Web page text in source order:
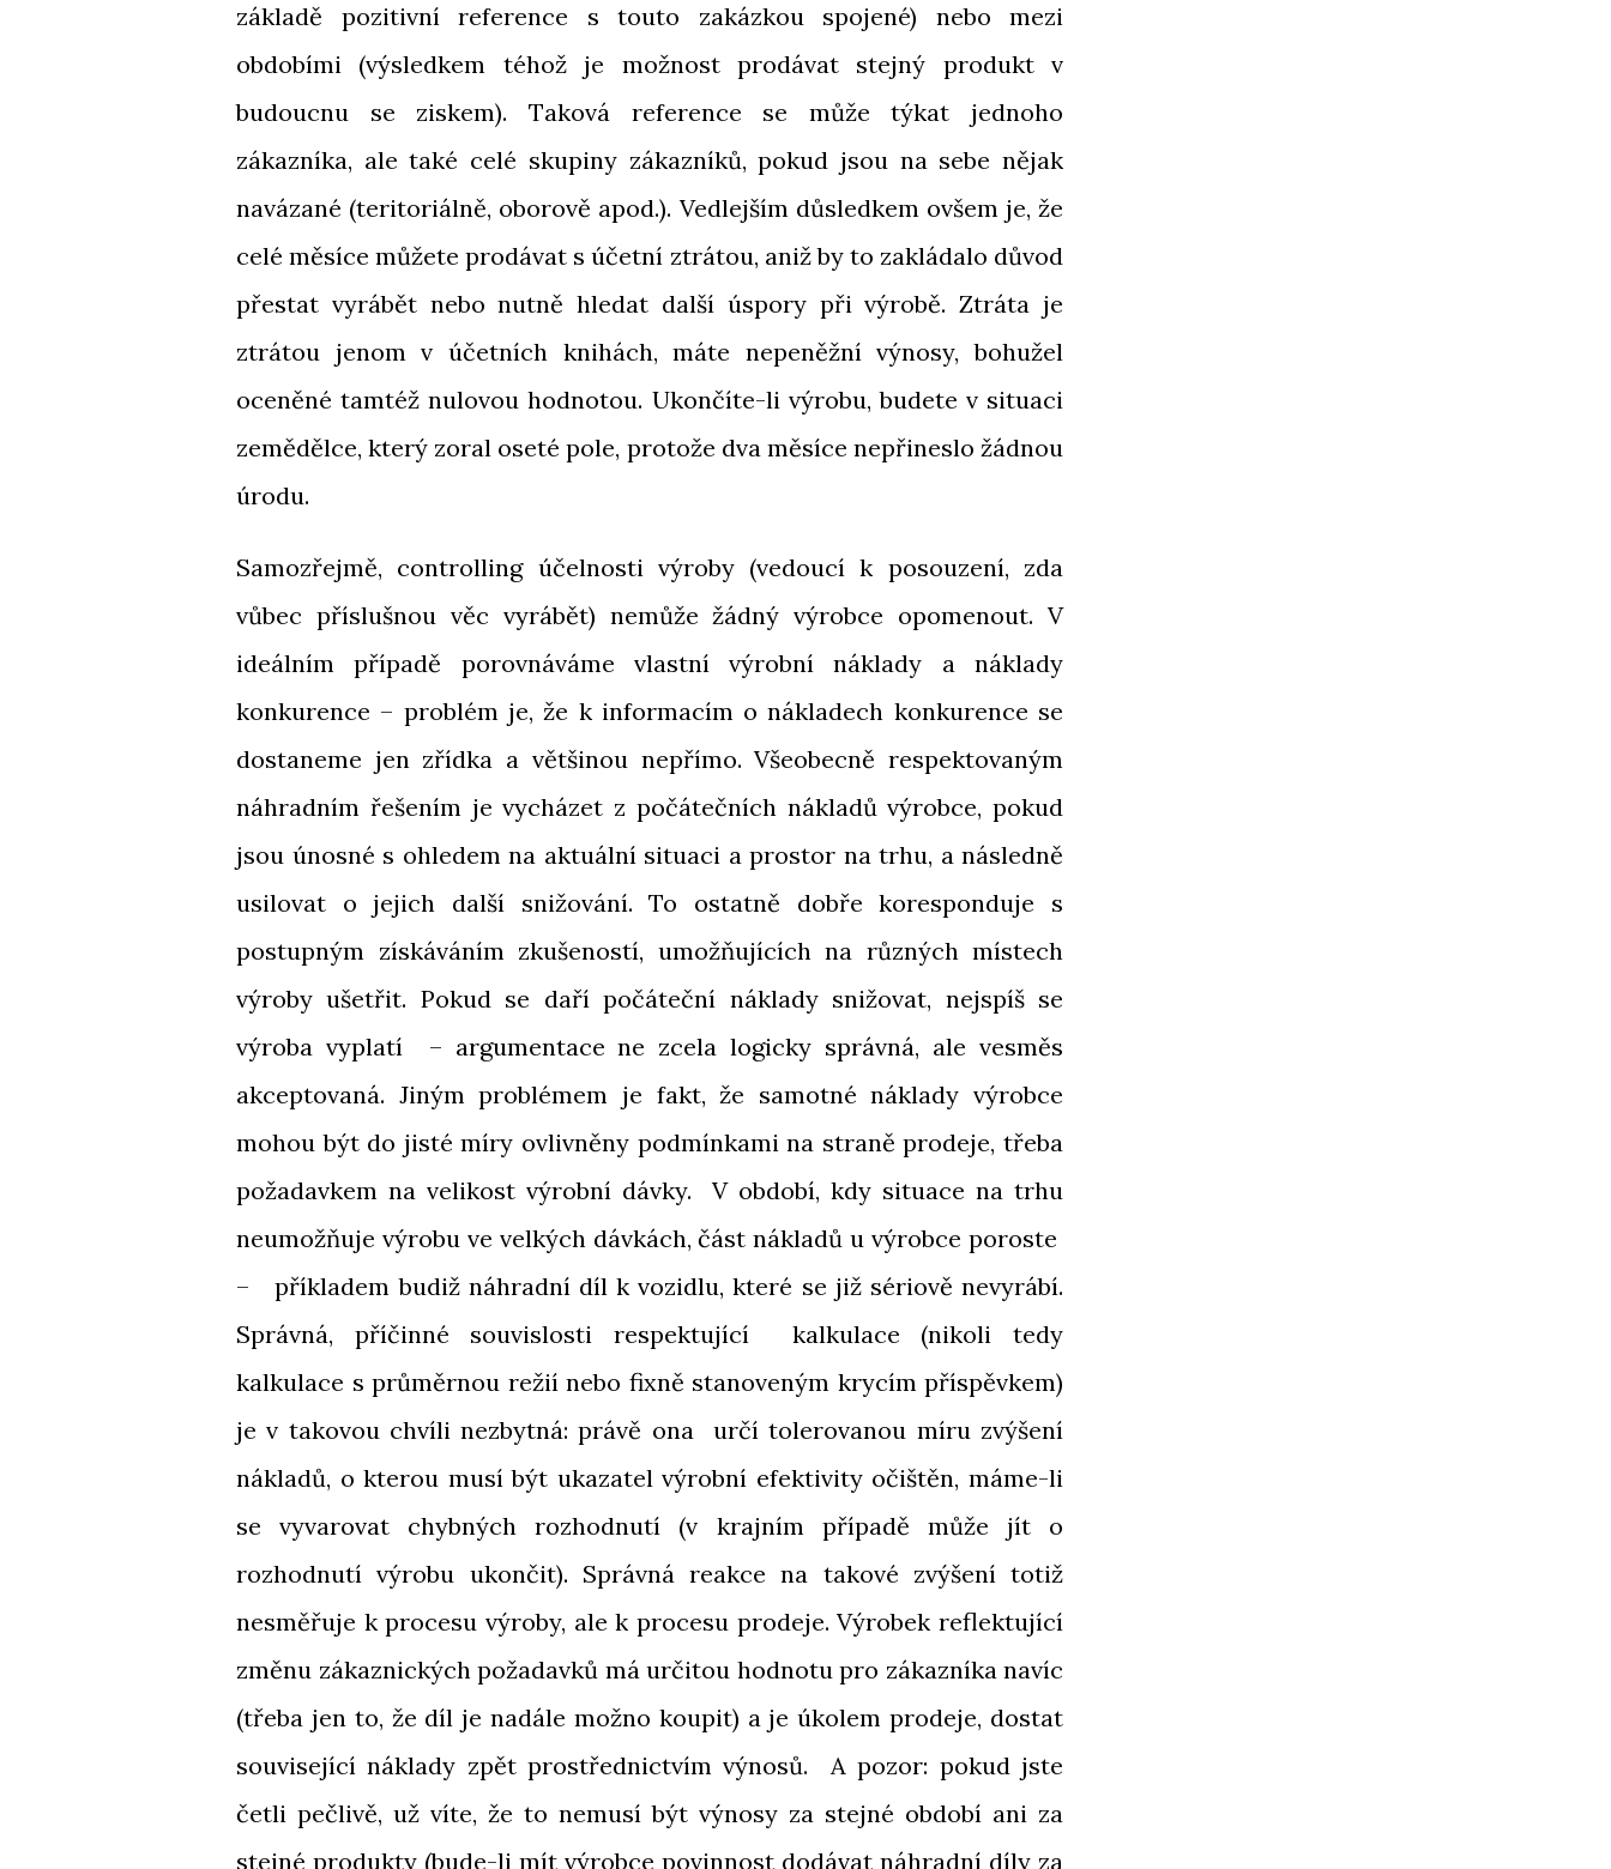
základě pozitivní reference s touto zakázkou spojené) nebo mezi
obdobími (výsledkem téhož je možnost prodávat stejný produkt v
budoucnu se ziskem). Taková reference se může týkat jednoho
zákazníka, ale také celé skupiny zákazníků, pokud jsou na sebe nějak
navázané (teritoriálně, oborově apod.). Vedlejším důsledkem ovšem je, že
celé měsíce můžete prodávat s účetní ztrátou, aniž by to zakládalo důvod
přestat vyrábět nebo nutně hledat další úspory při výrobě. Ztráta je
ztrátou jenom v účetních knihách, máte nepeněžní výnosy, bohužel
oceněné tamtéž nulovou hodnotou. Ukončíte-li výrobu, budete v situaci
zemědělce, který zoral oseté pole, protože dva měsíce nepřineslo žádnou
úrodu.
Samozřejmě, controlling účelnosti výroby (vedoucí k posouzení, zda
vůbec příslušnou věc vyrábět) nemůže žádný výrobce opomenout. V
ideálním případě porovnáváme vlastní výrobní náklady a náklady
konkurence – problém je, že k informacím o nákladech konkurence se
dostaneme jen zřídka a většinou nepřímo. Všeobecně respektovaným
náhradním řešením je vycházet z počátečních nákladů výrobce, pokud
jsou únosné s ohledem na aktuální situaci a prostor na trhu, a následně
usilovat o jejich další snižování. To ostatně dobře koresponduje s
postupným získáváním zkušeností, umožňujících na různých místech
výroby ušetřit. Pokud se daří počáteční náklady snižovat, nejspíš se
výroba vyplatí – argumentace ne zcela logicky správná, ale vesměs
akceptovaná. Jiným problémem je fakt, že samotné náklady výrobce
mohou být do jisté míry ovlivněny podmínkami na straně prodeje, třeba
požadavkem na velikost výrobní dávky. V období, kdy situace na trhu
neumožňuje výrobu ve velkých dávkách, část nákladů u výrobce poroste
– příkladem budiž náhradní díl k vozidlu, které se již sériově nevyrábí.
Správná, příčinné souvislosti respektující kalkulace (nikoli tedy
kalkulace s průměrnou režií nebo fixně stanoveným krycím příspěvkem)
je v takovou chvíli nezbytná: právě ona určí tolerovanou míru zvýšení
nákladů, o kterou musí být ukazatel výrobní efektivity očištěn, máme-li
se vyvarovat chybných rozhodnutí (v krajním případě může jít o
rozhodnutí výrobu ukončit). Správná reakce na takové zvýšení totiž
nesměřuje k procesu výroby, ale k procesu prodeje. Výrobek reflektující
změnu zákaznických požadavků má určitou hodnotu pro zákazníka navíc
(třeba jen to, že díl je nadále možno koupit) a je úkolem prodeje, dostat
související náklady zpět prostřednictvím výnosů. A pozor: pokud jste
četli pečlivě, už víte, že to nemusí být výnosy za stejné období ani za
stejné produkty (bude-li mít výrobce povinnost dodávat náhradní díly za